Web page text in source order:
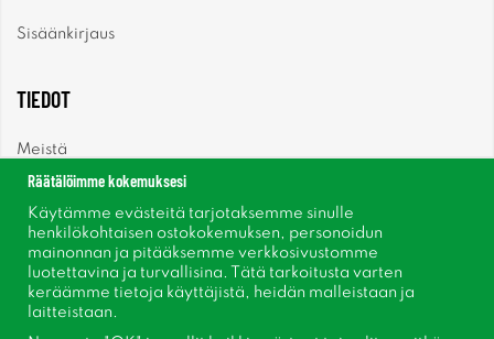
Sisäänkirjaus
TIEDOT
Meistä
Uutiset
Uutiskirje
Tietoja evästeistä
Räätälöimme kokemuksesi
Käytämme evästeitä tarjotaksemme sinulle
henkilökohtaisen ostokokemuksen, personoidun
mainonnan ja pitääksemme verkkosivustomme
luotettavina ja turvallisina. Tätä tarkoitusta varten
keräämme tietoja käyttäjistä, heidän malleistaan ​​ja
laitteistaan.